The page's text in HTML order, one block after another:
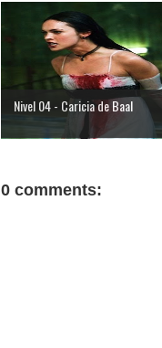
Nivel 04 - Caricia de Baal
0 comments: